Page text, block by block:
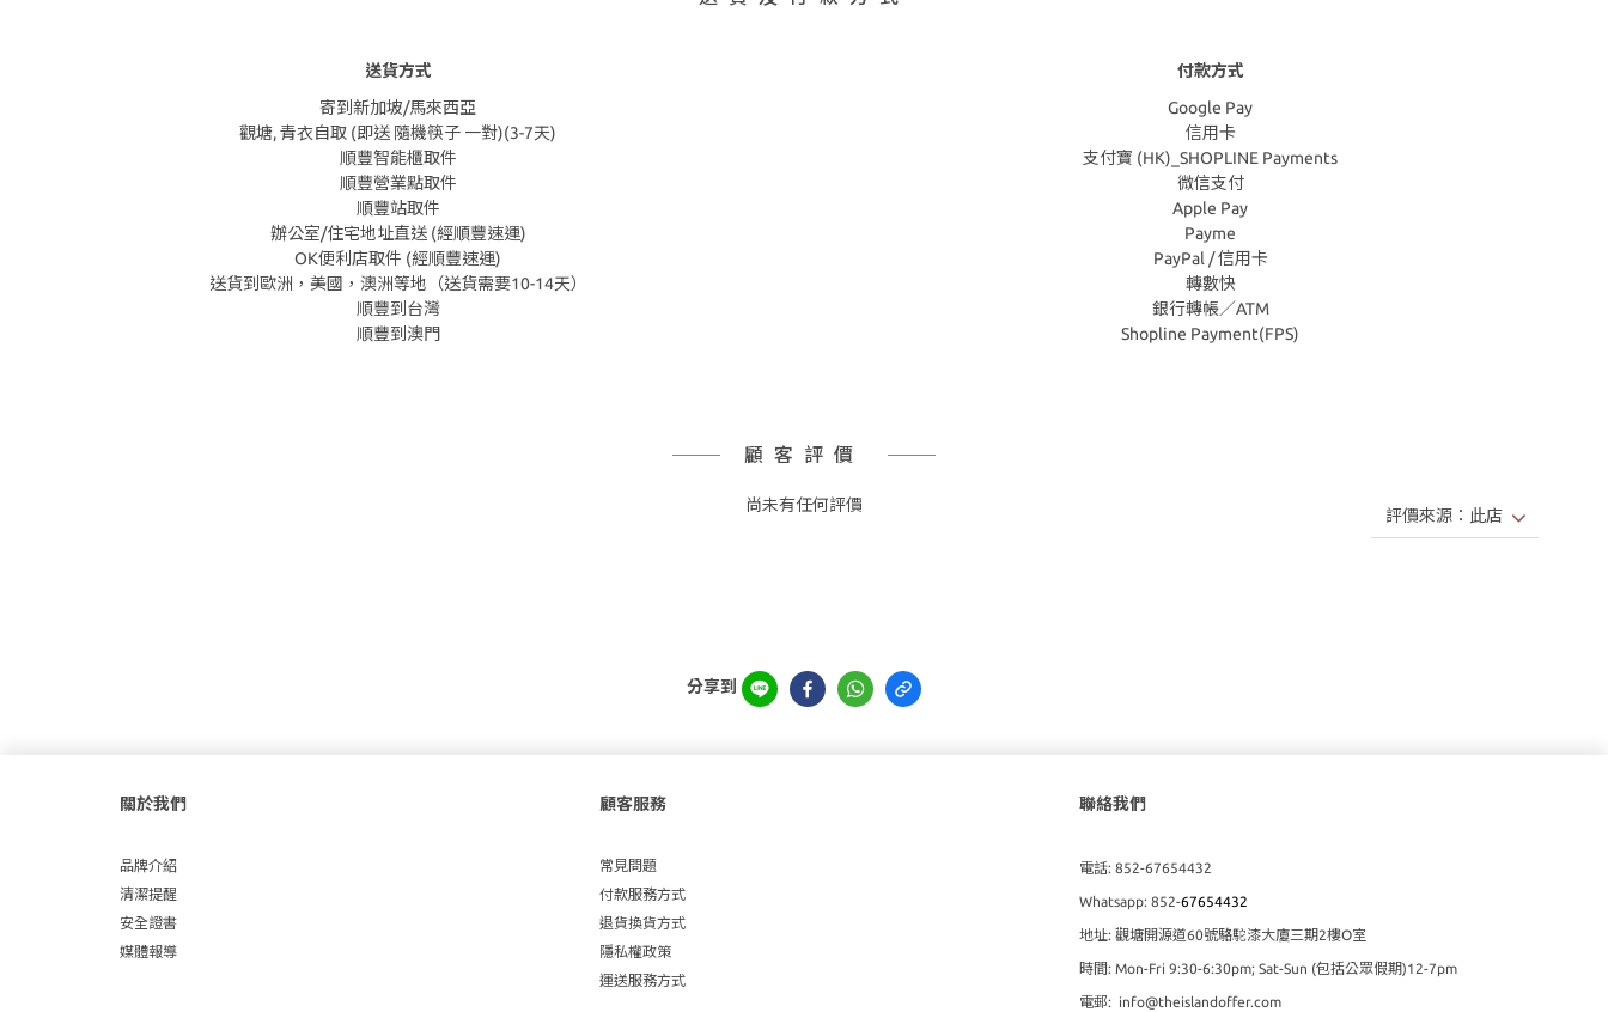
送貨方式
寄到新加坡/馬來西亞
觀塘, 青衣自取 (即送 隨機筷子 一對)(3-7天)
順豐智能櫃取件
順豐營業點取件
順豐站取件
辦公室/住宅地址直送 (經順豐速運)
OK便利店取件 (經順豐速運)
送貨到歐洲，美國，澳洲等地（送貨需要10-14天）
順豐到台灣
順豐到澳門
付款方式
Google Pay
信用卡
支付寶 (HK)_SHOPLINE Payments
微信支付
Apple Pay
Payme
PayPal / 信用卡
轉數快
銀行轉帳／ATM
Shopline Payment(FPS)
顧客評價
尚未有任何評價
分享到
關於我們
品牌介紹
清潔提醒
安全證書
媒體報導
顧客服務
常見問題
付款服務方式
退貨換貨方式
隱私權政策
運送服務方式
聯絡我們
電話: 852-67654432
Whatsapp: 852-67654432
地址: 觀塘開源道60號駱駝漆大廈三期2樓O室
時間: Mon-Fri 9:30-6:30pm; Sat-Sun (包括公眾假期)12-7pm
電郵: info@theislandoffer.com